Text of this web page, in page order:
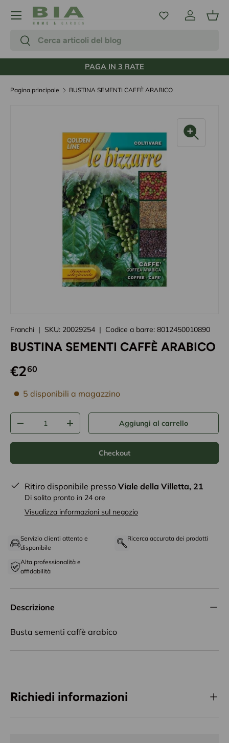
Passa ai contenuti
CercaCerca
Accedi
Menu
PAGA IN 3 RATE
Pagina principale BUSTINA SEMENTI CAFFÈ ARABICO
Franchi | SKU: 20029254 | Codice a barre: 8012450010890
BUSTINA SEMENTI CAFFÈ ARABICO
€260
disponibilità prodotto
5 disponibili a magazzino
Q.tà
-
+ Aggiungi al carrello
Checkout
Ritiro disponibile presso Viale della Villetta, 21
Di solito pronto in 24 ore
Visualizza informazioni sul negozio
Servizio clienti attento e
disponibile
Ricerca accurata dei prodotti
Alta professionalità e
affidabilità
Descrizione
Busta sementi caffè arabico
Richiedi informazioni